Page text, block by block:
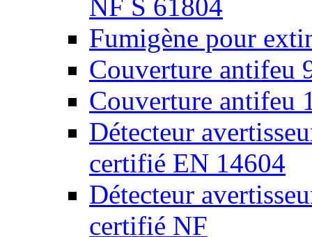
NF S 61804
Fumigène pour
Couverture antifeu
Couverture antifeu
Détecteur
certifié EN 14604
Détecteur
certifié NF